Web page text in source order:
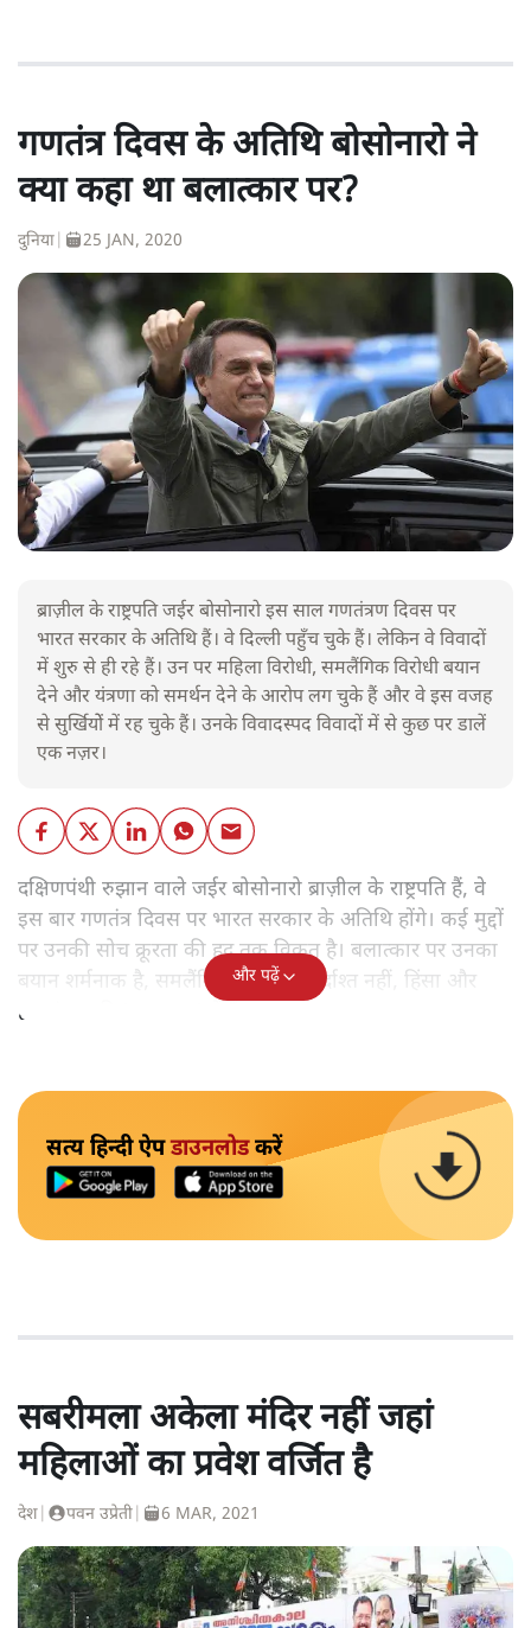
गणतंत्र दिवस के अतिथि बोसोनारो ने
क्या कहा था बलात्कार पर?
दुनिया 25 JAN, 2020
ब्राज़ील के राष्ट्रपति जईर बोसोनारो इस साल गणतंत्रण दिवस पर
भारत सरकार के अतिथि हैं। वे दिल्ली पहुँच चुके हैं। लेकिन वे विवादों
में शुरु से ही रहे हैं। उन पर महिला विरोधी, समलैंगिक विरोधी बयान
देने और यंत्रणा को समर्थन देने के आरोप लग चुके हैं और वे इस वजह
से सुर्खियोें में रह चुके हैं। उनके विवादस्पद विवादों में से कुछ पर डालें
एक नज़र।
दक्षिणपंथी रुझान वाले जईर बोसोनारो ब्राज़ील के राष्ट्रपति हैं, वे
इस बार गणतंत्र दिवस पर भारत सरकार के अतिथि होंगे। कई मुद्दों
पर उनकी सोच क्रूरता की हद तक विकृत है। बलात्कार पर उनका
बयान शर्मनाक है, समलैंगिक लोग उन्हें बर्दाश्त नहीं, हिंसा और
हत्याएं उनकी 'रूल-बुक' में हैं।
और पढ़ें
सत्य हिन्दी ऐपडाउनलोडकरें
सबरीमला अकेला मंदिर नहीं जहां
महिलाओं का प्रवेश वर्जित है
देश पवन उप्रेती 6 MAR, 2021